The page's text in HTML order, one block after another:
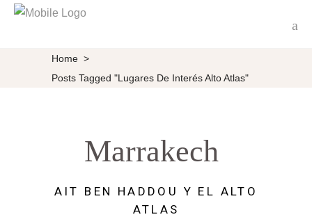
Home >
Posts Tagged "lugares De Interés Alto Atlas"
Marrakech
AIT BEN HADDOU Y EL ALTO
ATLAS